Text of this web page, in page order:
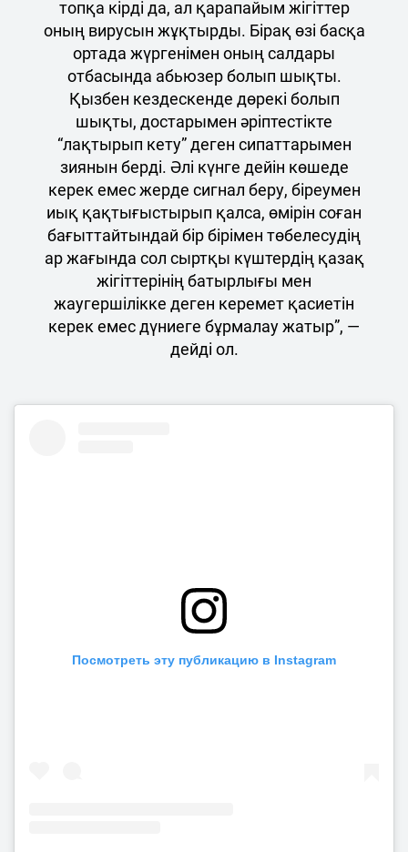
топқа кірді да, ал қарапайым жігіттер
оның вирусын жұқтырды. Бірақ өзі басқа
ортада жүргенімен оның салдары
отбасында абьюзер болып шықты.
Қызбен кездескенде дөрекі болып
шықты, достарымен әріптестікте
“лақтырып кету” деген сипаттарымен
зиянын берді. Әлі күнге дейін көшеде
керек емес жерде сигнал беру, біреумен
иық қақтығыстырып қалса, өмірін соған
бағыттайтындай бір бірімен төбелесудің
ар жағында сол сыртқы күштердің қазақ
жігіттерінің батырлығы мен
жаугершілікке деген керемет қасиетін
керек емес дүниеге бұрмалау жатыр”, —
дейді ол.
Посмотреть эту публикацию в Instagram